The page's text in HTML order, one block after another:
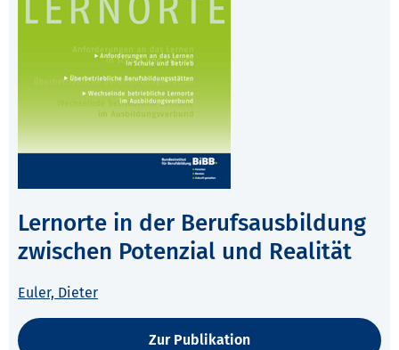
Lernorte in der Berufsausbildung
zwischen Potenzial und Realität
Euler, Dieter
Zur Publikation